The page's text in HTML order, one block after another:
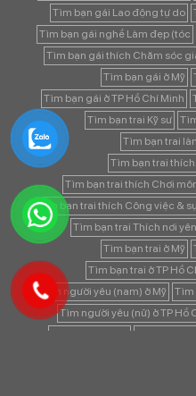
Tìm bạn gái Lao động tự do
Tìm bạn gái nghề Làm đẹp (tóc
Tìm bạn gái thích Chăm sóc
Tìm bạn gái ở Mỹ
Tìm bạn gái ở TP Hồ Chí Minh
Tìm bạn trai Kỹ sư
Tìm bạn trai
Tìm bạn trai
Tìm bạn trai thích Chơi
Tìm bạn trai thích Công việc &
Tìm bạn trai Thích nơi
Tìm bạn trai ở Mỹ
Tìm bạn trai ở TP Hồ
Tìm người yêu (nam) ở Mỹ
Tìm
Tìm người yêu (nữ) ở TP Hồ